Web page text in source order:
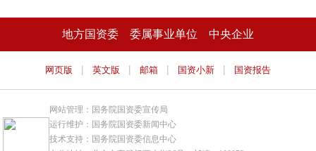
地方国资委 委属事业单位 中央企业
网页版 | 英文版 | 邮箱 | 国资小新 | 国资报告
网站管理：国务院国资委宣传局
运行维护：国务院国资委新闻中心
技术支持：国务院国资委信息中心